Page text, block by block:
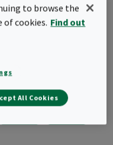
ได้
3
to browse the
of cookies. Find out
All Cookies